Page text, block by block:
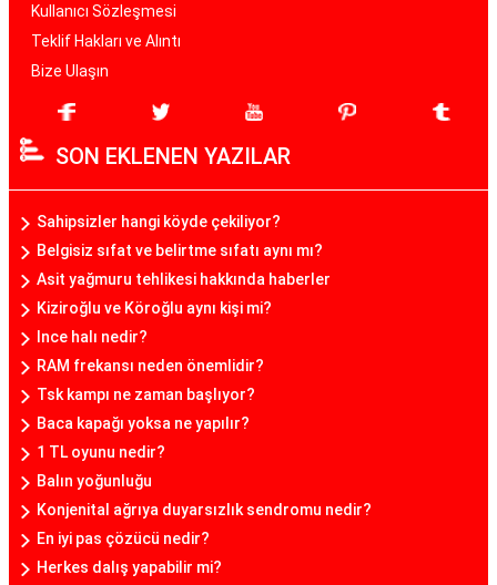
Kullanıcı Sözleşmesi
Teklif Hakları ve Alıntı
Bize Ulaşın
SON EKLENEN YAZILAR
Sahipsizler hangi köyde çekiliyor?
Belgisiz sıfat ve belirtme sıfatı aynı mı?
Asit yağmuru tehlikesi hakkında haberler
Kiziroğlu ve Köroğlu aynı kişi mi?
Ince halı nedir?
RAM frekansı neden önemlidir?
Tsk kampı ne zaman başlıyor?
Baca kapağı yoksa ne yapılır?
1 TL oyunu nedir?
Balın yoğunluğu
Konjenital ağrıya duyarsızlık sendromu nedir?
En iyi pas çözücü nedir?
Herkes dalış yapabilir mi?